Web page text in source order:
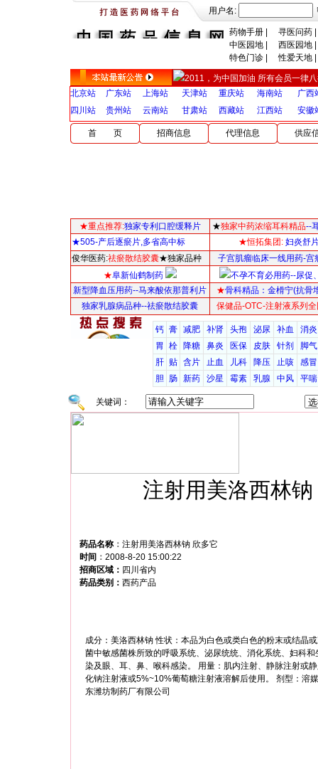
用户名:
药物手册 寻医问药
中医园地
西医园地
特色门诊| 性爱天地|
2011，为中国加油 所有会员一律
北京站
广东站 上海站 天津站 重庆站 海南站
广西
四川站
贵州站 云南站 甘肃站 西藏站 江西站 安徽
首 页 招商信息 代理信息 供应
★重点推荐:独家专利口腔缓释片 ★独家中药浓缩耳科精品--
★505-产后逐瘀片,多省高中标
★恒拓集团: 妇炎舒
俊华医药:祛瘀散结胶囊★独家品种
子宫肌瘤临床一线用药-宫
★阜新仙鹤制药
不孕不育必用药--尿促
新型降血压用药--马来酸依那普利片
★骨科精品： 金榾宁(抗骨
独家乳腺病品种--祛瘀散结胶囊
保健品-OTC-注射液系列
钙 膏 减肥 补肾 头孢 泌尿 补血
消炎
胃 栓 降糖 鼻炎 医保 皮肤 针剂
脚气
肝 贴 含片 止血 儿科 降压 止咳
感冒
胆 肠 新药 沙星 霉素 乳腺 中风 平喘
关键词：
注射用美洛西林
药品名称： 注射用美洛西林钠 欣多它
时间 ： 2008-8-20 15:00:22
招商区域： 四川省内
药品类别： 西药产品
成分：美洛西林钠 性状：本品为白色或类白色的粉末或结晶
菌中敏感菌株所致的呼吸系统、泌尿统统、消化系统、妇科
染及眼、耳、鼻、喉科感染。 用量：肌内注射、静脉注射或
化钠注射液或5%~10%葡萄糖注射液溶解后使用。 剂型：溶
东潍坊制药厂有限公司